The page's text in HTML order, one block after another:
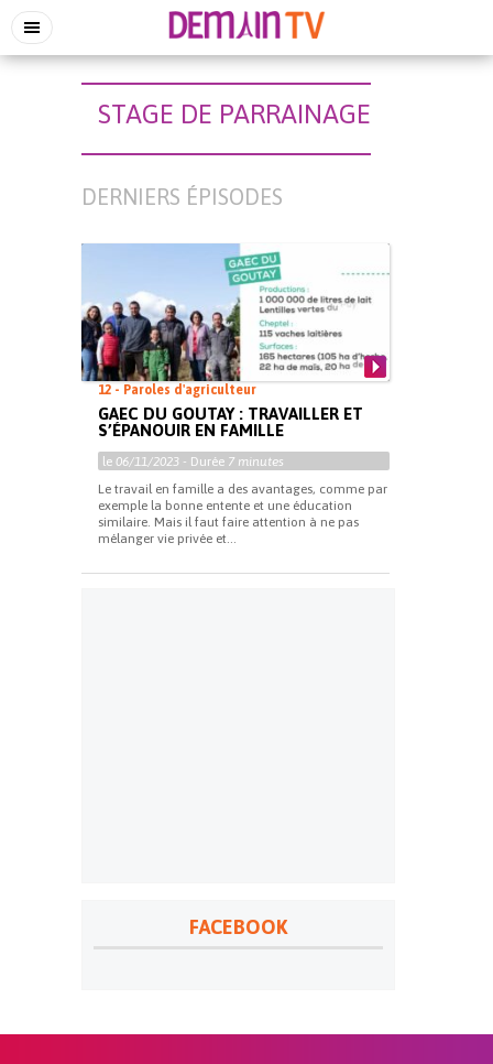
STAGE DE PARRAINAGE
DERNIERS ÉPISODES
12 - Paroles d'agriculteur
GAEC DU GOUTAY : TRAVAILLER ET
S’ÉPANOUIR EN FAMILLE
le 06/11/2023 - Durée 7 minutes
Le travail en famille a des avantages, comme par
exemple la bonne entente et une éducation
similaire. Mais il faut faire attention à ne pas
mélanger vie privée et...
FACEBOOK